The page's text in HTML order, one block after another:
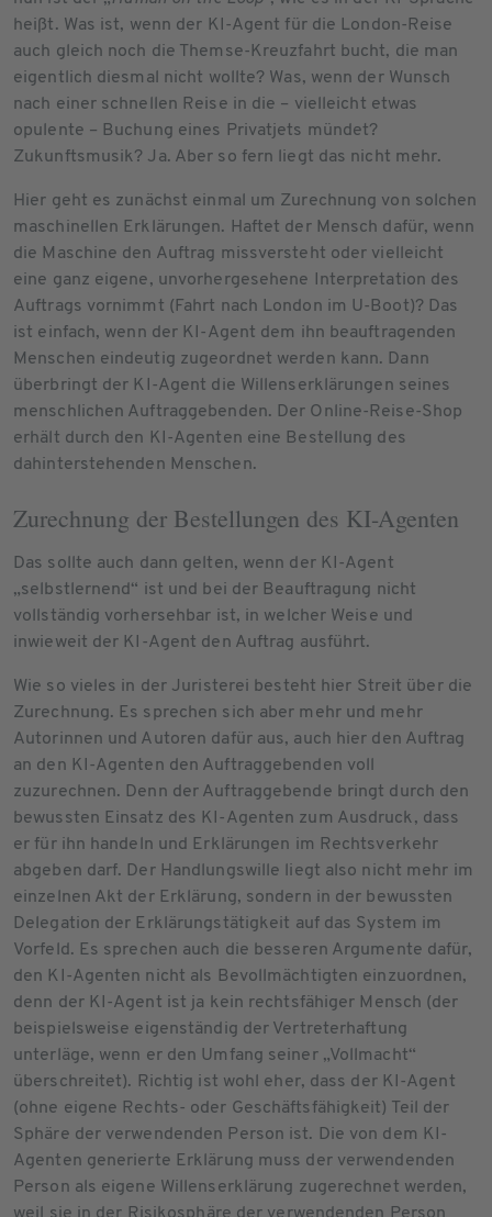
heißt. Was ist, wenn der KI-Agent für die London-Reise
auch gleich noch die Themse-Kreuzfahrt bucht, die man
eigentlich diesmal nicht wollte? Was, wenn der Wunsch
nach einer schnellen Reise in die – vielleicht etwas
opulente – Buchung eines Privatjets mündet?
Zukunftsmusik? Ja. Aber so fern liegt das nicht mehr.
Hier geht es zunächst einmal um Zurechnung von solchen
maschinellen Erklärungen. Haftet der Mensch dafür, wenn
die Maschine den Auftrag missversteht oder vielleicht
eine ganz eigene, unvorhergesehene Interpretation des
Auftrags vornimmt (Fahrt nach London im U-Boot)? Das
ist einfach, wenn der KI-Agent dem ihn beauftragenden
Menschen eindeutig zugeordnet werden kann. Dann
überbringt der KI-Agent die Willenserklärungen seines
menschlichen Auftraggebenden. Der Online-Reise-Shop
erhält durch den KI-Agenten eine Bestellung des
dahinterstehenden Menschen.
Zurechnung der Bestellungen des KI-Agenten
Das sollte auch dann gelten, wenn der KI-Agent
„selbstlernend“ ist und bei der Beauftragung nicht
vollständig vorhersehbar ist, in welcher Weise und
inwieweit der KI-Agent den Auftrag ausführt.
Wie so vieles in der Juristerei besteht hier Streit über die
Zurechnung. Es sprechen sich aber mehr und mehr
Autorinnen und Autoren dafür aus, auch hier den Auftrag
an den KI-Agenten den Auftraggebenden voll
zuzurechnen. Denn der Auftraggebende bringt durch den
bewussten Einsatz des KI-Agenten zum Ausdruck, dass
er für ihn handeln und Erklärungen im Rechtsverkehr
abgeben darf. Der Handlungswille liegt also nicht mehr im
einzelnen Akt der Erklärung, sondern in der bewussten
Delegation der Erklärungstätigkeit auf das System im
Vorfeld. Es sprechen auch die besseren Argumente dafür,
den KI-Agenten nicht als Bevollmächtigten einzuordnen,
denn der KI-Agent ist ja kein rechtsfähiger Mensch (der
beispielsweise eigenständig der Vertreterhaftung
unterläge, wenn er den Umfang seiner „Vollmacht“
überschreitet). Richtig ist wohl eher, dass der KI-Agent
(ohne eigene Rechts- oder Geschäftsfähigkeit) Teil der
Sphäre der verwendenden Person ist. Die von dem KI-
Agenten generierte Erklärung muss der verwendenden
Person als eigene Willenserklärung zugerechnet werden,
weil sie in der Risikosphäre der verwendenden Person